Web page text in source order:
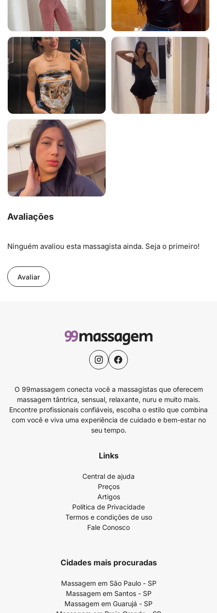
Avaliações
Ninguém avaliou esta massagista ainda. Seja o primeiro!
Avaliar
O 99massagem conecta você a massagistas que oferecem
massagem tântrica, sensual, relaxante, nuru e muito mais.
Encontre profissionais confiáveis, escolha o estilo que combina
com você e viva uma experiência de cuidado e bem-estar no
seu tempo.
Links
Central de ajuda
Preços
Artigos
Política de Privacidade
Termos e condições de uso
Fale Conosco
Cidades mais procuradas
Massagem em São Paulo - SP
Massagem em Santos - SP
Massagem em Guarujá - SP